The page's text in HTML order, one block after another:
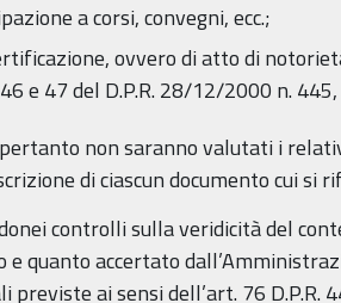
a corsi, convegni, ecc.;
ovvero di atto di
e 47 del D.P.R. 28/12/2000 n.
non saranno valutati i
di ciascun documento cui si
controlli sulla veridicità del
quanto accertato
previste ai sensi dell’art. 76 D.P.R.